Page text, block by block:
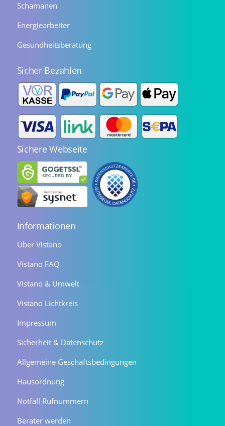
Schamanen
Energiearbeiter
Gesundheitsberatung
Sicher Bezahlen
Sichere Webseite
Informationen
Über Vistano
Vistano FAQ
Vistano & Umwelt
Vistano Lichtkreis
Impressum
Sicherheit & Datenschutz
Allgemeine Geschäftsbedingungen
Hausordnung
Notfall Rufnummern
Berater werden